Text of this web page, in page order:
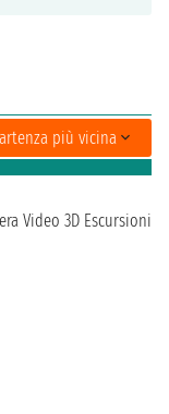
più vicina
Video 3D Escursioni